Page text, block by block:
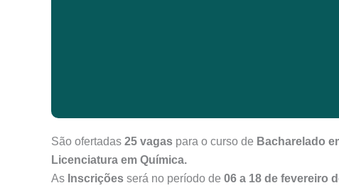
São ofertadas 25 vagas para o curso de Bacharelado
Licenciatura em Química.
As Inscrições será no período de 06 a 18 de fevereiro